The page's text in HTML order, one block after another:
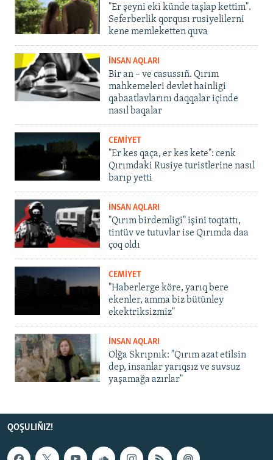
"Er şeyni eki künde taşlap kettim".
Seferberlik qorqusı rusiyelilerni
kene memleketten quva
İNSAN AQLARI
Bir an – ve casussıñ. Qırım
mahkemeleri devlet hainligi
qabaatlavlarını daqqalar içinde
nasıl baqalar
CEMİYET
"Er kes qaça, er kes kete": cenk
Qırımdaki Rusiye turistlerine nasıl
barıp yetti
İNSAN AQLARI
"Qırım birdemligi" işini toqtattı,
tintüv ve tutuvlar ise Qırımda daa
çoq oldı
CEMİYET
"Haberlerge köre, yarıq bere
ekenler, amma biz bütünley
ekektriksizmiz"
İNSAN AQLARI
Olğa Skrıpnık: "Qırım azat etilsin
dep, insanlar yarıqsız ve suvsuz
yaşamağa azırlar"
QOŞULIÑIZ!